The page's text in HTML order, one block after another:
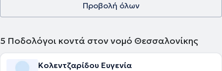
Προβολή όλων
5 Ποδολόγοι κοντά στον νομό Θεσσαλονίκης
Κολεντζαρίδου Ευγενία